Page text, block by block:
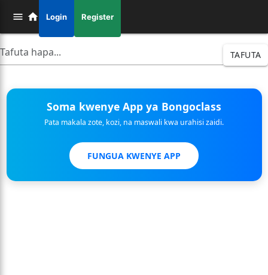
Login Register
TAFUTA
Soma kwenye App ya Bongoclass
Pata makala zote, kozi, na maswali kwa urahisi zaidi.
FUNGUA KWENYE APP